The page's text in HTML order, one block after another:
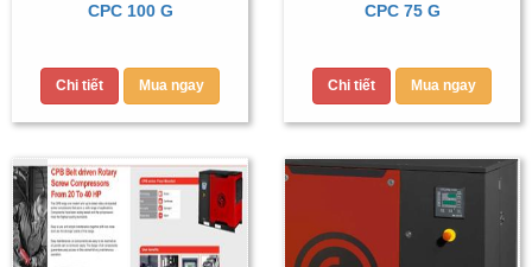
CPC 100 G
Chi tiết Mua ngay
CPC 75 G
Chi tiết Mua ngay